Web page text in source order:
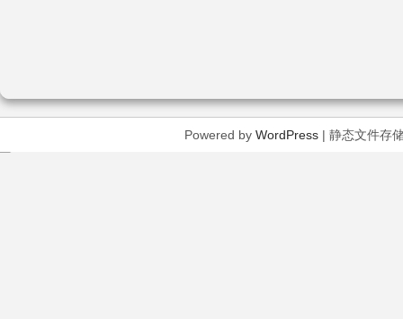
Powered by WordPress| 静态文件存